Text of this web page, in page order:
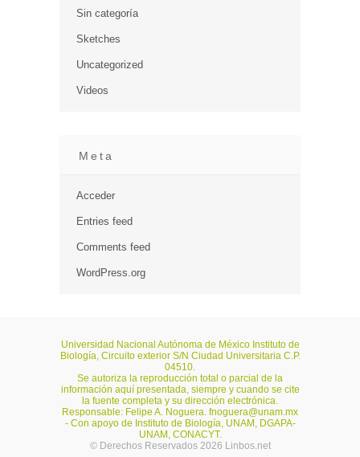
Sin categoría
Sketches
Uncategorized
Videos
Meta
Acceder
Entries feed
Comments feed
WordPress.org
Universidad Nacional Autónoma de México Instituto de
Biología, Circuito exterior S/N Ciudad Universitaria C.P.
04510.
Se autoriza la reproducción total o parcial de la
información aquí presentada, siempre y cuando se cite
la fuente completa y su dirección electrónica.
Responsable: Felipe A. Noguera. fnoguera@unam.mx
- Con apoyo de Instituto de Biología, UNAM, DGAPA-
UNAM, CONACYT.
© Derechos Reservados 2026 Linbos.net